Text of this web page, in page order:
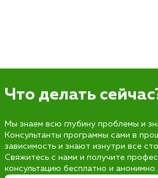
Что делать
Мы знаем всю глубину проблемы и
Консультанты программы сами в
зависимость и знают изнутри все
Свяжитесь с нами и получите
консультацию бесплатно и анонимно.